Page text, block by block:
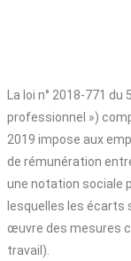
La loi n° 2018-771
professionnel »)
2019 impose aux
de rémunération
une notation sociale
lesquelles les écarts
œuvre des mesures
travail).